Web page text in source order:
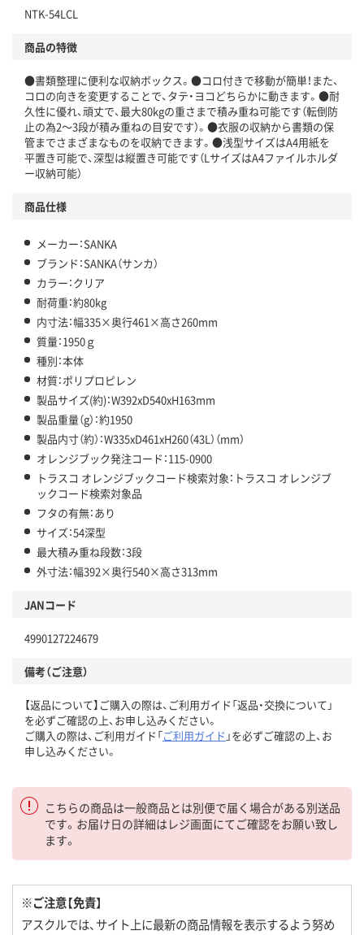
NTK-54LCL
商品の特徴
●書類整理に便利な収納ボックス。●コロ付きで移動が簡単！また、
コロの向きを変更することで、タテ・ヨコどちらかに動きます。●耐
久性に優れ、頑丈で、最大80kgの重さまで積み重ね可能です（転倒防
止の為2～3段が積み重ねの目安です）。●衣服の収納から書類の保
管までさまざまなものを収納できます。●浅型サイズはA4用紙を
平置き可能で、深型は縦置き可能です（LサイズはA4ファイルホルダ
ー収納可能）
商品仕様
メーカー：SANKA
ブランド：SANKA（サンカ）
カラー：クリア
耐荷重：約80kg
内寸法：幅335×奥行461×高さ260mm
質量：1950ｇ
種別：本体
材質：ポリプロピレン
製品サイズ(約)：W392xD540xH163mm
製品重量（g）：約1950
製品内寸（約）：W335xD461xH260（43L）（mm）
オレンジブック発注コード：115-0900
トラスコ オレンジブックコード検索対象：トラスコ オレンジブ
ックコード検索対象品
フタの有無：あり
サイズ：54深型
最大積み重ね段数：3段
外寸法：幅392×奥行540×高さ313mm
JANコード
4990127224679
備考（ご注意）
【返品について】ご購入の際は、ご利用ガイド「返品・交換について」
を必ずご確認の上、お申し込みください。
ご購入の際は、ご利用ガイド「ご利用ガイド 」を必ずご確認の上、お
申し込みください。
こちらの商品は一般商品とは別便で届く場合がある別送品
です。お届け日の詳細はレジ画面にてご確認をお願い致し
ます。
※ご注意【免責】
アスクルでは、サイト上に最新の商品情報を表示するよう努め